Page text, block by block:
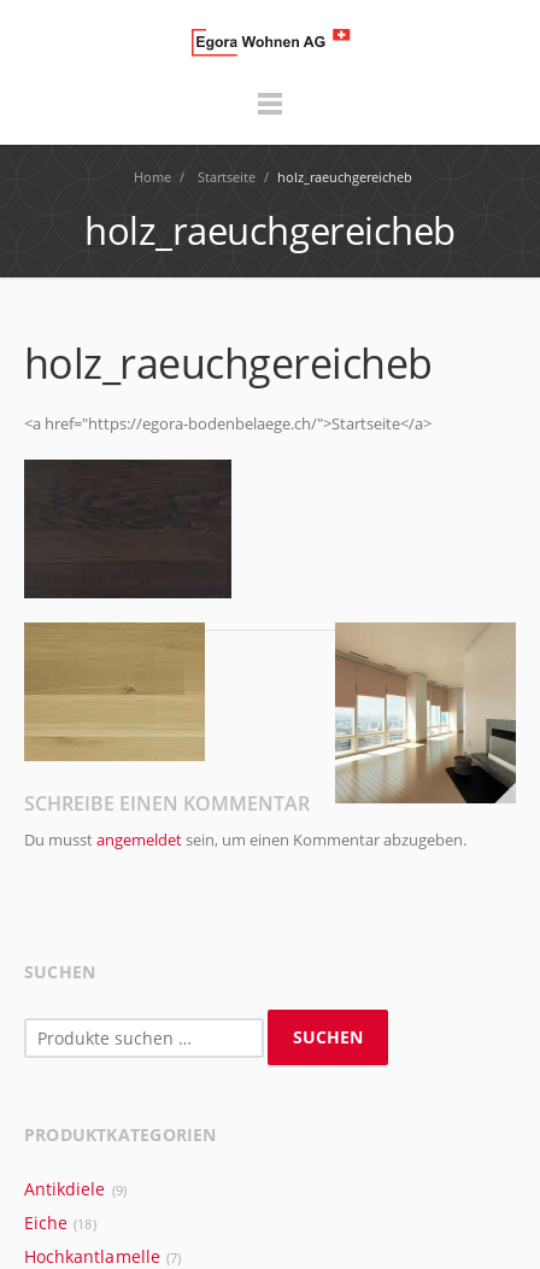
Home / Startseite / holz_raeuchgereicheb
holz_raeuchgereicheb
holz_raeuchgereicheb
<a href="https://egora-bodenbelaege.ch/">Startseite</a>
SCHREIBE EINEN KOMMENTAR
Du musstangemeldetsein, um einen Kommentar abzugeben.
SUCHEN
Suchen
nach:
SUCHEN
PRODUKTKATEGORIEN
Antikdiele (9)
Eiche (18)
Hochkantlamelle (7)